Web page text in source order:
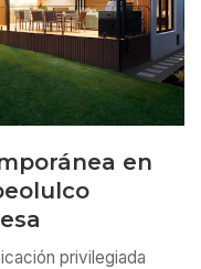
en
privilegiada